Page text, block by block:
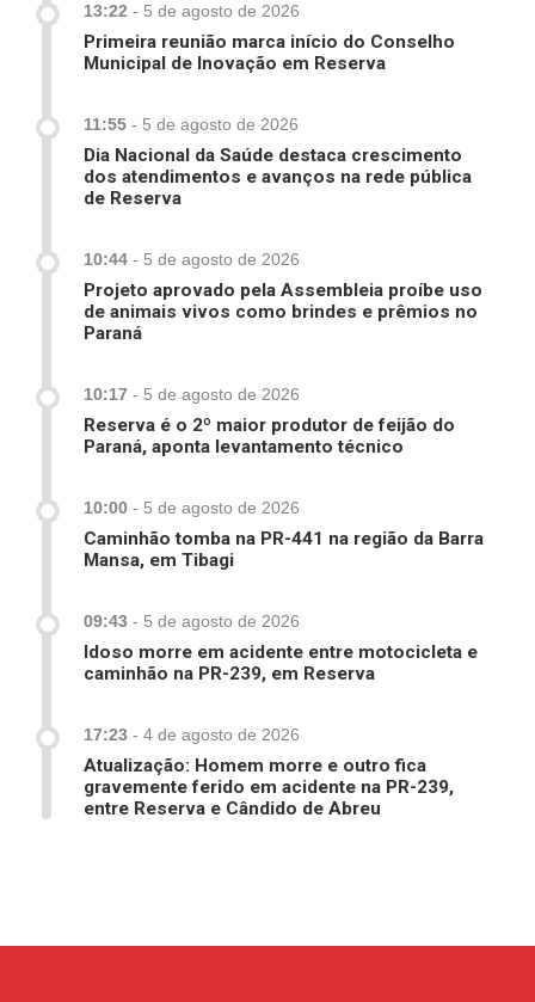
13:22 - 5 de agosto de 2026
Primeira reunião marca início do Conselho
Municipal de Inovação em Reserva
11:55 - 5 de agosto de 2026
Dia Nacional da Saúde destaca crescimento
dos atendimentos e avanços na rede pública
de Reserva
10:44 - 5 de agosto de 2026
Projeto aprovado pela Assembleia proíbe uso
de animais vivos como brindes e prêmios no
Paraná
10:17 - 5 de agosto de 2026
Reserva é o 2º maior produtor de feijão do
Paraná, aponta levantamento técnico
10:00 - 5 de agosto de 2026
Caminhão tomba na PR-441 na região da Barra
Mansa, em Tibagi
09:43 - 5 de agosto de 2026
Idoso morre em acidente entre motocicleta e
caminhão na PR-239, em Reserva
17:23 - 4 de agosto de 2026
Atualização: Homem morre e outro fica
gravemente ferido em acidente na PR-239,
entre Reserva e Cândido de Abreu